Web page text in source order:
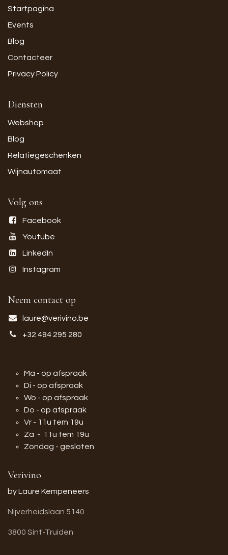
Startpagina
Events
Blog
Contacteer
Privacy Policy
Diensten
Webshop
Blog
Relatiegeschenken
Wijnautomaat
Volg ons
Facebook
Youtube
LinkedIn
Instagram
Neem contact op
laure@verivino.be
+32 494 295 280
Ma - op afspraak
Di - op afspraak
Wo - op afspraak
Do - op afspraak
Vr - 11u tem 19u
Za - 11u tem 19u
Zondag - gesloten
Verivino
by Laure Kempeneers
Nijverheidslaan 5140
3800 Sint-Truiden